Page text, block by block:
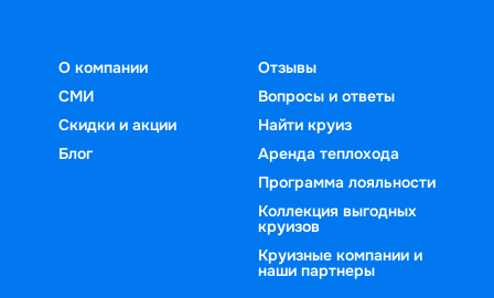
О компании
СМИ
Скидки и акции
Блог
Отзывы
Вопросы и ответы
Найти круиз
Аренда теплохода
Программа лояльности
Коллекция выгодных
круизов
Круизные компании и
наши партнеры